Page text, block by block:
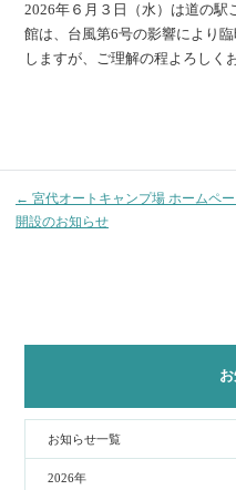
2026年６月３日（水）は道の
館は、台風第6号の影響により
しますが、ご理解の程よろしく
投
ー
← 宮代オートキャンプ場 ホームペ
開設のお知らせ
お知らせ一覧
2026年